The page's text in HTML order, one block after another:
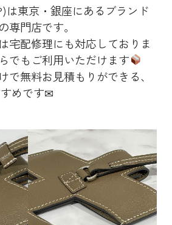
は東京・銀座にあるブランド
専門店です。
宅配修理にも対応しておりま
でもご利用いただけます
で無料お見積もりができる、
めです✉